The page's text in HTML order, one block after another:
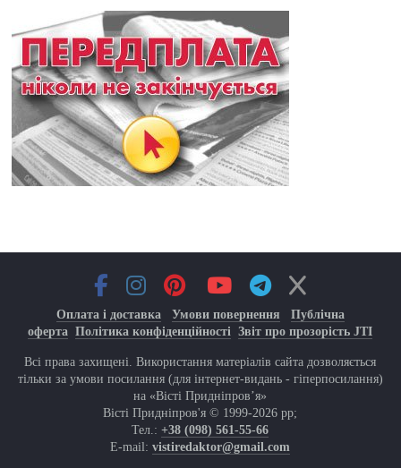
Оплата і доставка Умови повернення
Публічна
оферта
Політика конфіденційності Звіт про прозорість JTI
Всі права захищені. Використання матеріалів сайта дозволяється
тільки за умови посилання (для інтернет-видань - гіперпосилання)
на «Вісті Придніпров’я»
Вісті Придніпров'я © 1999-2026 рр;
Тел.:+38 (098) 561-55-66
E-mail: vistiredaktor@gmail.com